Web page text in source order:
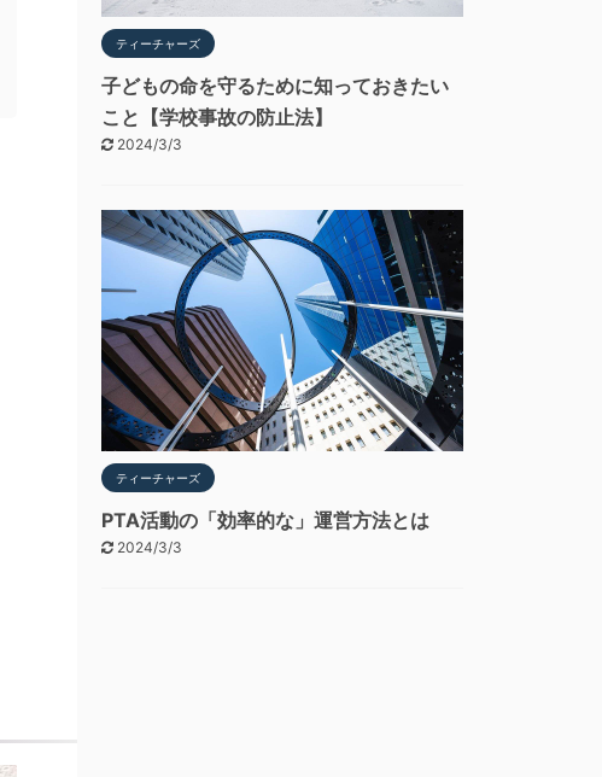
ティーチャーズ
子どもの命を守るために知っておきたい
こと【学校事故の防止法】
2024/3/3
ティーチャーズ
PTA活動の「効率的な」運営方法とは
2024/3/3